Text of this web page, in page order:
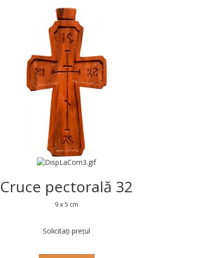
Cruce pectorală 32
9 x 5 cm
Solicitați prețul